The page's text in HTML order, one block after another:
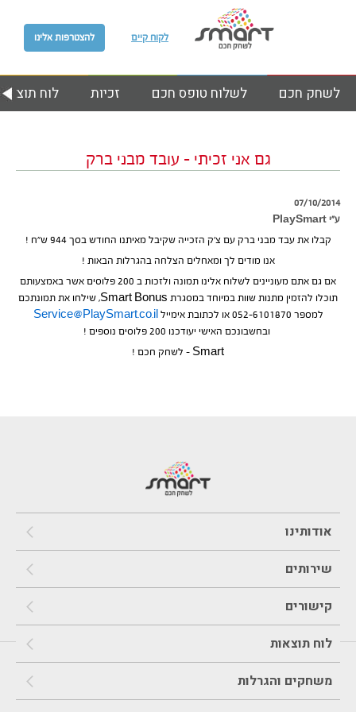
להצטרפות אלינו לקוח קיים
לוח זכיות לשלוח טופס חכם לשחק חכם
גם אני זכיתי – עובד מבני ברק
07/10/2014
ע״י PlaySmart
קבלו את עבד מבני ברק עם צ’ק הזכייה שקיבל מאיתנו החודש בסך 944 ש”ח !
אנו מודים לך ומאחלים הצלחה בהגרלות הבאות !
אם גם אתם מעוניינים לשלוח אלינו תמונה ולזכות ב 200 פלוסים אשר באמצעותם
תוכלו להזמין מתנות שוות במיוחד במסגרת Smart Bonus, שילחו את תמונתכם
למספר 052-6101870 או לכתובת אימייל
Service@PlaySmart.co.il
ובחשבונכם האישי יעודכנו 200 פלוסים נוספים !
Smart – לשחק חכם !
אודותינו
שירותים
קישורים
לוח תוצאות
משחקים והגרלות